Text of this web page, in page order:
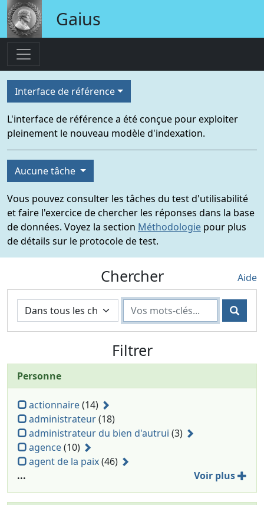
Gaius
Interface de référence
L'interface de référence a été conçue pour exploiter
pleinement le nouveau modèle d'indexation.
Aucune tâche
Vous pouvez consulter les tâches du test d'utilisabilité
et faire l'exercice de chercher les réponses dans la base
de données. Voyez la section Méthodologie pour plus
de détails sur le protocole de test.
Chercher Aide
Filtrer
Personne
actionnaire(14)
administrateur(18)
administrateur du bien d'autrui (3)
agence(10)
agent de la paix(46)
...
Voir plus